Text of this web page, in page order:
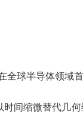
球半导体领域
间缩微替代几